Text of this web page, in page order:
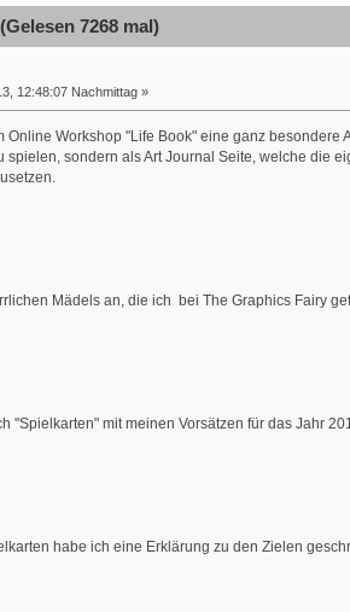
7268 mal)
12:48:07 Nachmittag »
Online Workshop "Life Book" eine ganz
spielen, sondern als Art Journal Seite, welche die
Mädels an, die ich bei The Graphics Fairy
"Spielkarten" mit meinen Vorsätzen für das Jahr
habe ich eine Erklärung zu den Zielen